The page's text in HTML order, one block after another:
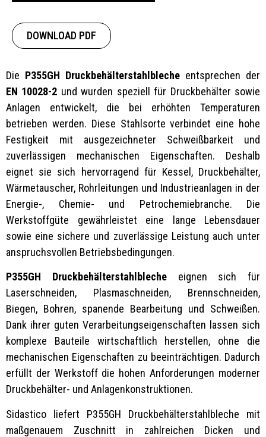
DOWNLOAD PDF
Die P355GH Druckbehälterstahlbleche entsprechen der
EN 10028-2 und wurden speziell für Druckbehälter sowie
Anlagen entwickelt, die bei erhöhten Temperaturen
betrieben werden. Diese Stahlsorte verbindet eine hohe
Festigkeit mit ausgezeichneter Schweißbarkeit und
zuverlässigen mechanischen Eigenschaften. Deshalb
eignet sie sich hervorragend für Kessel, Druckbehälter,
Wärmetauscher, Rohrleitungen und Industrieanlagen in der
Energie-, Chemie- und Petrochemiebranche. Die
Werkstoffgüte gewährleistet eine lange Lebensdauer
sowie eine sichere und zuverlässige Leistung auch unter
anspruchsvollen Betriebsbedingungen.
P355GH Druckbehälterstahlblecheeignen sich für
Laserschneiden, Plasmaschneiden, Brennschneiden,
Biegen, Bohren, spanende Bearbeitung und Schweißen.
Dank ihrer guten Verarbeitungseigenschaften lassen sich
komplexe Bauteile wirtschaftlich herstellen, ohne die
mechanischen Eigenschaften zu beeinträchtigen. Dadurch
erfüllt der Werkstoff die hohen Anforderungen moderner
Druckbehälter- und Anlagenkonstruktionen.
Sidastico liefert P355GH Druckbehälterstahlbleche mit
maßgenauem Zuschnitt in zahlreichen Dicken und